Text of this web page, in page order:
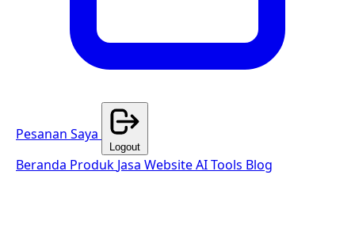
Pesanan Saya
Logout
Beranda Produk Jasa WebsiteAI Tools Blog